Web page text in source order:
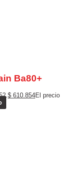
Ba80+
$ 610.854El precio